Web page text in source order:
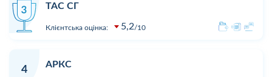
ТАС СГ
Клієнтська оцінка: 5,2 10
4
АРКС